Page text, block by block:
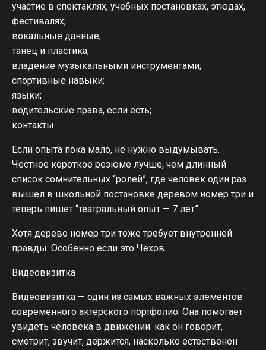
участие в спектаклях, учебных постановках, этюдах,
фестивалях;
вокальные данные;
танец и пластика;
владение музыкальными инструментами;
спортивные навыки;
языки;
водительские права, если есть;
контакты.
Если опыта пока мало, не нужно выдумывать.
Честное короткое резюме лучше, чем длинный
список сомнительных “ролей”, где человек один раз
вышел в школьной постановке деревом номер три и
теперь пишет “театральный опыт — 7 лет”.
Хотя дерево номер три тоже требует внутренней
правды. Особенно если это Чехов.
Видеовизитка
Видеовизитка — один из самых важных элементов
современного актёрского портфолио. Она помогает
увидеть человека в движении: как он говорит,
смотрит, звучит, держится, насколько естественен